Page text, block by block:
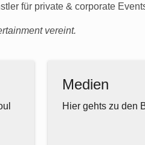
für private & corporate
vereint.
Medien
Hier gehts zu den